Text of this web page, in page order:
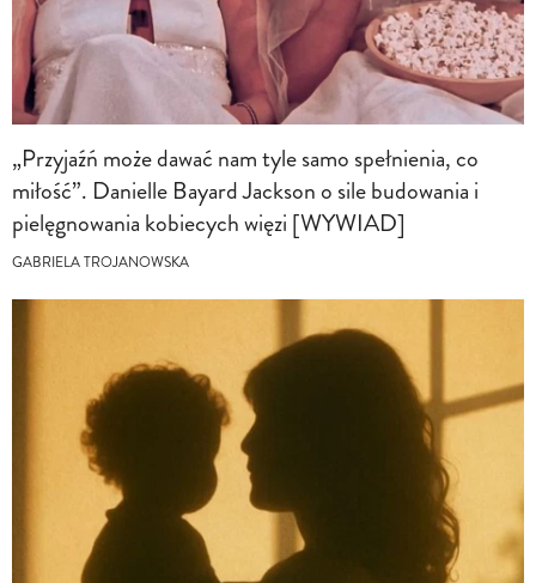
„Przyjaźń może dawać nam tyle samo spełnienia, co
miłość”. Danielle Bayard Jackson o sile budowania i
pielęgnowania kobiecych więzi [WYWIAD]
GABRIELA TROJANOWSKA